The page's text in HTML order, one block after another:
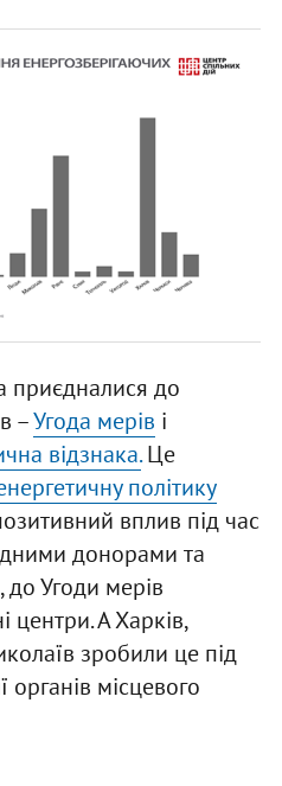
приєдналися до
–Угода мерів і
відзнака.Це
політику
вплив під час
донорами та
до Угоди мерів
центри. А Харків,
зробили це під
органів місцевого